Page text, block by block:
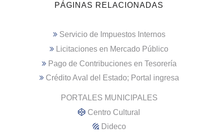
PÁGINAS RELACIONADAS
Servicio de Impuestos Internos
Licitaciones en Mercado Público
Pago de Contribuciones en Tesorería
Crédito Aval del Estado; Portal ingresa
PORTALES MUNICIPALES
Centro Cultural
Dideco